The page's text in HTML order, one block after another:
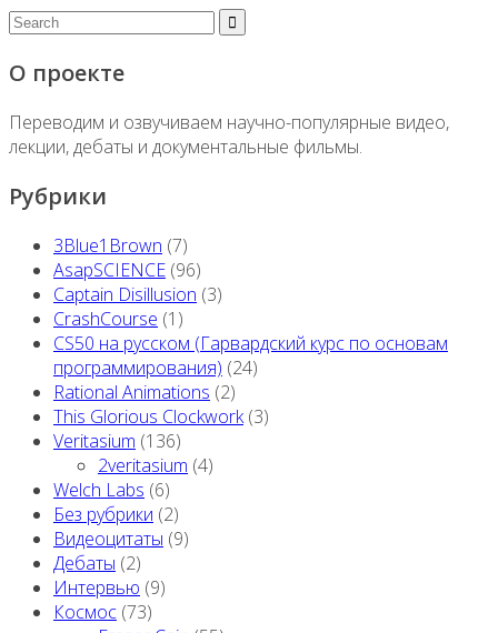
О проекте
Переводим и озвучиваем научно-популярные видео,
лекции, дебаты и документальные фильмы.
Рубрики
3Blue1Brown (7)
AsapSCIENCE (96)
Captain Disillusion (3)
CrashCourse (1)
CS50 на русском (Гарвардский курс по основам
программирования) (24)
Rational Animations (2)
This Glorious Clockwork(3)
Veritasium (136)
2veritasium (4)
Welch Labs (6)
Без рубрики (2)
Видеоцитаты (9)
Дебаты (2)
Интервью (9)
Космос (73)